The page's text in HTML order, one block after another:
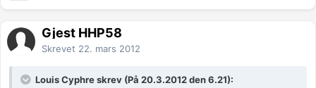
Gjest HHP58
Skrevet 22. mars 2012
Louis Cyphre skrev (På 20.3.2012 den 6.21):